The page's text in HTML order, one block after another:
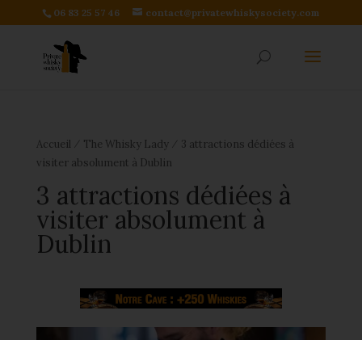
06 83 25 57 46 contact@privatewhiskysociety.com
Accueil The Whisky Lady⁄
3 attractions dédiées à
visiter absolument à Dublin
3 attractions dédiées à
visiter absolument à
Dublin